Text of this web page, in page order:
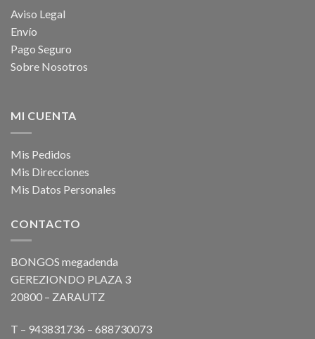
Aviso Legal
Envío
Pago Seguro
Sobre Nosotros
MI CUENTA
Mis Pedidos
Mis Direcciones
Mis Datos Personales
CONTACTO
BONGOS megadenda
GEREZIONDO PLAZA 3
20800 – ZARAUTZ
T – 943831736 – 688730073